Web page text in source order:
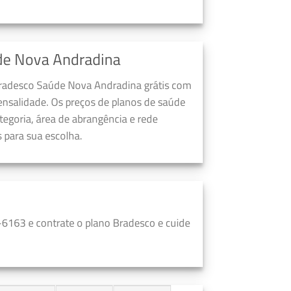
Nova Andradina
Saúde Nova Andradina grátis com
Os preços de planos de saúde
área de abrangência e rede
sua escolha.
e contrate o plano Bradesco e cuide